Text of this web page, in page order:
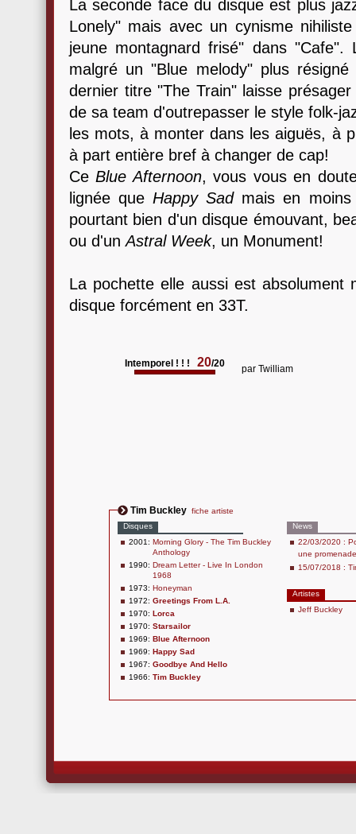
La seconde face du disque est plus
Lonely" mais avec un cynisme
jeune montagnard frisé" dans
malgré un "Blue melody" plus
dernier titre "The Train" laisse
de sa team d'outrepasser le style folk-
les mots, à monter dans les aiguës, à
à part entière bref à changer de cap!
CeBlue Afternoon, vous vous en
lignée queHappy Sadmais en moins
pourtant bien d'un disque émouvant,
ou d'unAstral Week, un Monument!
La pochette elle aussi est absolument
disque forcément en 33T.
Intemporel ! ! ! 20/20 par Twilliam
Tim Buckley fiche artiste
Disques
2001: Morning Glory - The Tim Buckley
Anthology
1990: Dream Letter - Live In London
1968
1973: Honeyman
1972: Greetings From L.A.
1970: Lorca
1970: Starsailor
1969: Blue Afternoon
1969: Happy Sad
1967: Goodbye And Hello
1966: Tim Buckley
News
22/03/2020 :
une promenade
15/07/2018 :
Artistes
Jeff Buckley